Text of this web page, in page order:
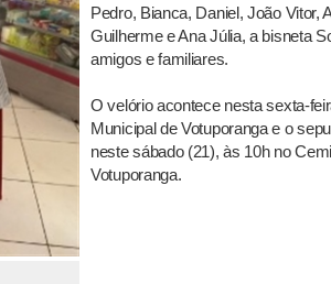
Pedro, Bianca, Daniel, João Vitor,
Guilherme e Ana Júlia, a bisneta
amigos e familiares.
O velório acontece nesta sexta-
Municipal de Votuporanga e o
neste sábado (21), às 10h no
Votuporanga.